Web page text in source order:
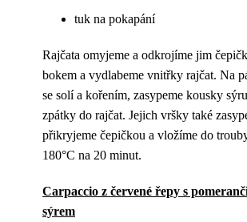
tuk na pokapání
Rajčata omyjeme a odkrojíme jim
bokem a vydlabeme vnitřky rajčat. Na
se solí a kořením, zasypeme kousky
zpátky do rajčat. Jejich vršky také
přikryjeme čepičkou a vložíme do
180°C na 20 minut.
Carpaccio z červené řepy s
sýrem